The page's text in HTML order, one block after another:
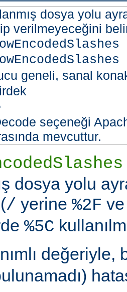
dosya yolu
verilmeyeceğini
geneli, sanal
seçeneği
mevcuttur.
dosya yolu
/ yerine %2F
%5C
değeriyle,